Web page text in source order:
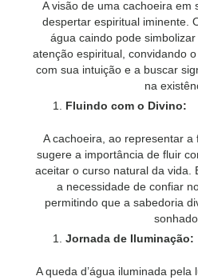
A visão de uma cachoeira em
despertar espiritual iminente.
água caindo pode
atenção espiritual, convidando
com sua intuição e a buscar
na
Fluindo com o Divino:
A cachoeira, ao representar a
sugere a importância de fluir
aceitar o curso natural da vida.
a necessidade de confiar
permitindo que a sabedoria
Jornada de Iluminação:
A queda d’água iluminada